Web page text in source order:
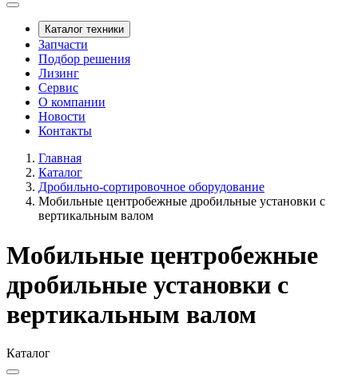
Каталог техники
Запчасти
Подбор решения
Лизинг
Сервис
О компании
Новости
Контакты
Главная
Каталог
Дробильно-сортировочное оборудование
Мобильные центробежные дробильные установки с
вертикальным валом
Мобильные центробежные
дробильные установки с
вертикальным валом
Каталог